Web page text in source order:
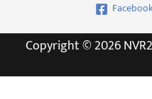
TCS
Copyright © 2026